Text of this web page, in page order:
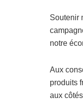
Soutenir
notre
Aux
produits
aux